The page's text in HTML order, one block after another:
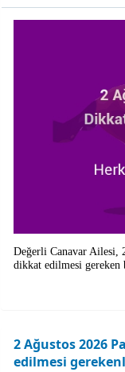
Değerli Canavar Ailesi,
dikkat edilmesi gereken
2 Ağustos 2026
edilmesi